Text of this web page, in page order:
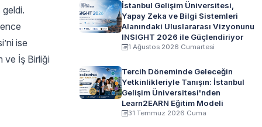
ise
ve İş Birliği
İstanbul Gelişim Üniversitesi,
Yapay Zeka ve Bilgi Sistemleri
Alanındaki Uluslararası Vizyonunu
INSIGHT 2026 ile Güçlendiriyor
1 Ağustos 2026 Cumartesi
Tercih Döneminde Geleceğin
Yetkinlikleriyle Tanışın: İstanbul
Gelişim Üniversitesi'nden
Learn2EARN Eğitim Modeli
31 Temmuz 2026 Cuma